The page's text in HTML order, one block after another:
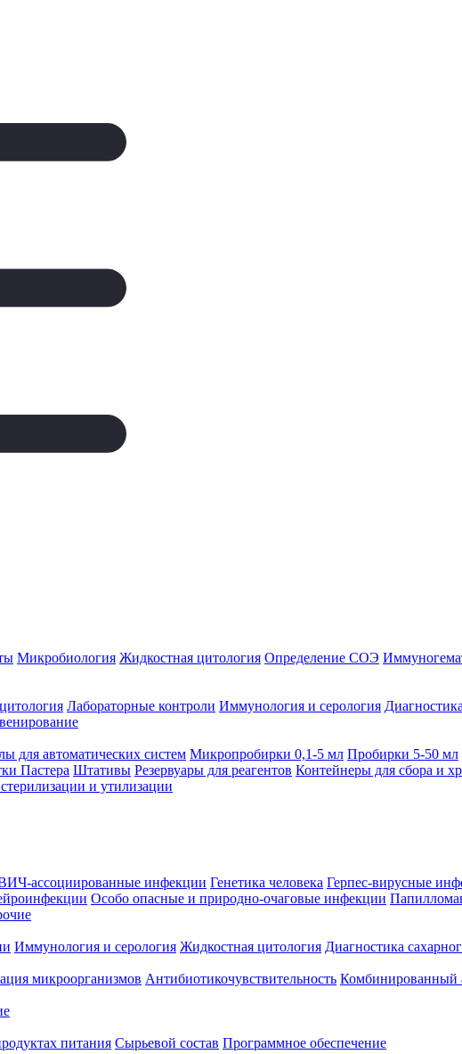
Микробиология Жидкостная цитология Определение СОЭ
Лабораторные контроли Иммунология и серология
для автоматических систем Микропробирки 0,1-5 мл Пробирки 5-50 мл
Пастера Штативы Резервуары для реагентов Контейнеры для сбора и
и утилизации
ассоциированные инфекции Генетика человека Герпес-вирусные
Особо опасные и природно-очаговые инфекции
Иммунология и серология Жидкостная цитология Диагностика
микроорганизмов Антибиотикочувствительность Комбинированный
питания Сырьевой состав Программное обеспечение